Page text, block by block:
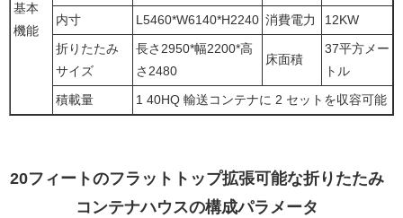
基本
機能
内寸
L5460*W6140*H2240 消費電力
12KW
折りたたみ
サイズ
長さ2950*幅2200*高
さ2480
床面積
37平方メー
トル
積載量
1 40HQ 輸送コンテナに 2 セットを収容可能
20フィートのフラットトップ拡張可能な折りたたみ
コンテナハウスの構成パラメータ